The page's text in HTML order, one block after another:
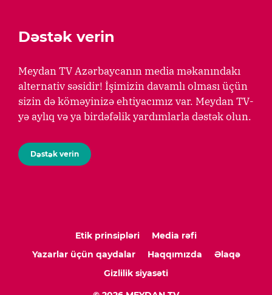
Dəstək verin
Meydan TV Azərbaycanın media məkanındakı
alternativ səsidir! İşimizin davamlı olması üçün
sizin də köməyinizə ehtiyacımız var. Meydan TV-
yə aylıq və ya birdəfəlik yardımlarla dəstək olun.
Dəstək verin
Etik prinsipləri
Media rəfi
Yazarlar üçün qaydalar
Haqqımızda
Əlaqə
Gizlilik siyasəti